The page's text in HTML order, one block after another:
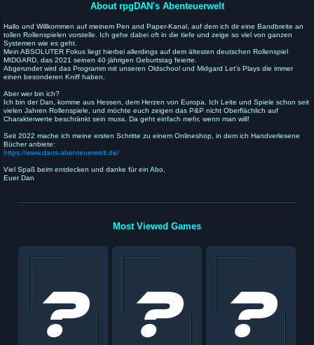
About rpgDAN's Abenteuerwelt
Hallo und Willkommen auf meinem Pen and Paper-Kanal, auf dem ich dir eine Bandbreite an
tollen Rollenspielen vorstelle. Ich gehe dabei oft in die tiefe und zeige so viel von ganzen
Systemen wie es geht.
Mein ABSOLUTER Fokus liegt hierbei allerdings auf dem ältesten deutschen Rollenspiel
MIDGARD, das 2021 seinen 40 jährigen Geburtstag feierte.
Abgerundet wird das Programm mit unseren Oldschool und Midgard Let's Plays die immer
einen besonderen Kniff haben.
Aber wer bin ich?
Ich bin der Dan, komme aus Hessen, dem Herzen von Europa. Ich Leite und Spiele schon seit
vielen Jahren Rollenspiele, und möchte euch zeigen das P&P nicht Oberflächlich auf
Charakterwerte beschränkt sein muss. Da geht einfach mehr, wenn man will!
Seit 2022 mache ich meine ersten Schritte zu einem Onlineshop, in dem ich Handverlesene
Bücher anbiete:
https://www.dans-abenteuerwelt.de/
Viel Spaß beim entdecken und danke für ein Abo,
Euer Dan
Most Viewed Games